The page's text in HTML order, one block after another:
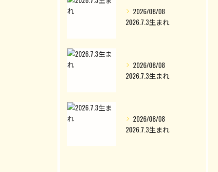
2026/08/08
2026.7.3生まれ
2026/08/08
2026.7.3生まれ
2026/08/08
2026.7.3生まれ